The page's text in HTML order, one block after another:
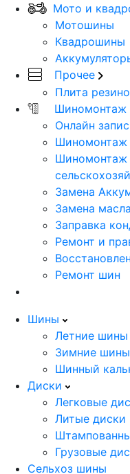
Мото и
Мотошины
Квадрошины
Прочее
Плита
Шиномонтаж
Онлайн
Шиномонтаж
Шиномонтаж
Замена
Замена
Заправка
Ремонт и
Ремонт шин
Шины
Летние шины
Зимние шины
Шинный
Диски
Легковые
Литые диски
Грузовые
Сельхоз шины